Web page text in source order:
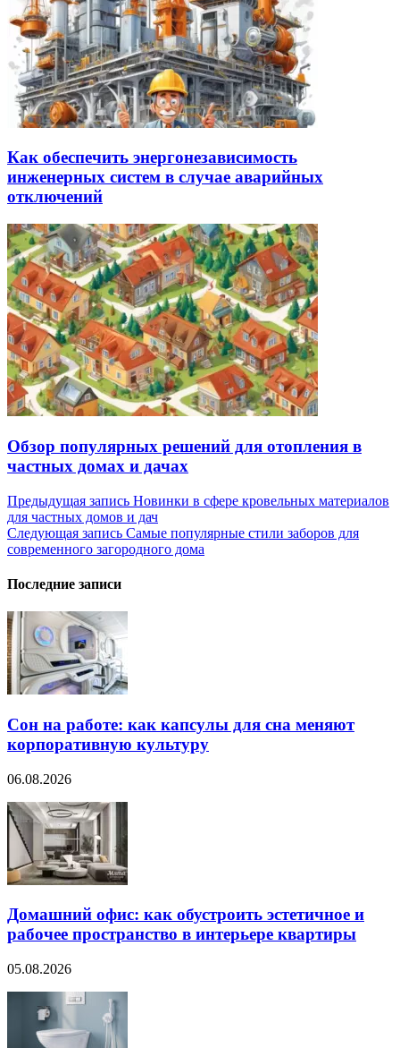
Как обеспечить энергонезависимость
инженерных систем в случае аварийных
отключений
Обзор популярных решений для отопления в
частных домах и дачах
Навигация
по
записям
Предыдущая запись Новинки в сфере кровельных материалов
для частных домов и дач
Следующая запись Самые популярные стили заборов для
современного загородного дома
Последние записи
Сон на работе: как капсулы для сна меняют
корпоративную культуру
06.08.2026
Домашний офис: как обустроить эстетичное и
рабочее пространство в интерьере квартиры
05.08.2026